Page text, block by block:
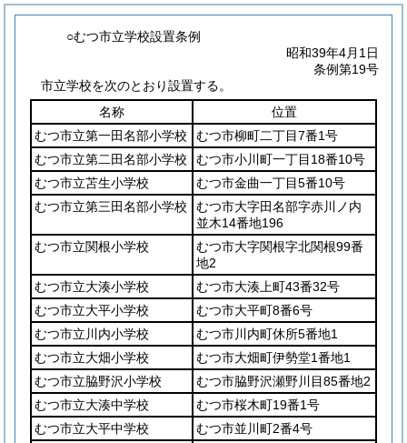
○むつ市立学校設置条例
昭和39年4月1日
条例第19号
市立学校を次のとおり設置する。
名称
位置
むつ市立第一田名部小学校
むつ市柳町二丁目7番1号
むつ市立第二田名部小学校
むつ市小川町一丁目18番10号
むつ市立苫生小学校
むつ市金曲一丁目5番10号
むつ市立第三田名部小学校
むつ市大字田名部字赤川ノ内
並木14番地196
むつ市立関根小学校
むつ市大字関根字北関根99番
地2
むつ市立大湊小学校
むつ市大湊上町43番32号
むつ市立大平小学校
むつ市大平町8番6号
むつ市立川内小学校
むつ市川内町休所5番地1
むつ市立大畑小学校
むつ市大畑町伊勢堂1番地1
むつ市立脇野沢小学校
むつ市脇野沢瀬野川目85番地2
むつ市立大湊中学校
むつ市桜木町19番1号
むつ市立大平中学校
むつ市並川町2番4号